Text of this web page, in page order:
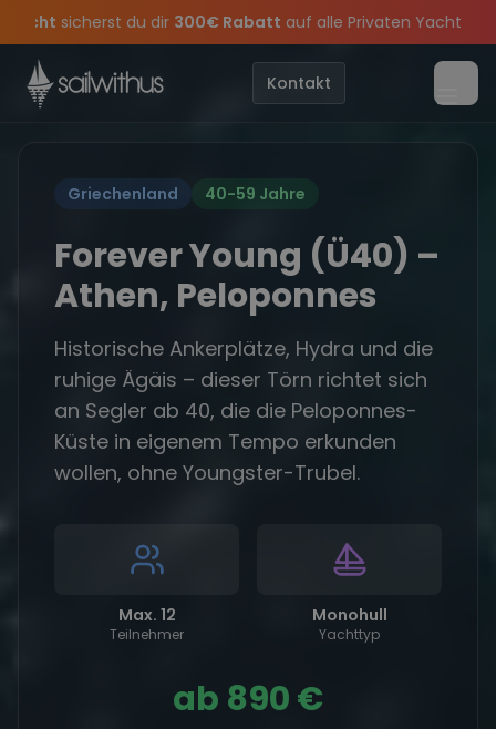
Skip to contentauf alle Privaten Yachten mit Skipper inGriechenland
Sichere Dir jetztDein Meilenbuch und Deine sailwithus-
mehr Sowie20€ Rabatt auf deinen ersten Törn! •
die Törns, die Crew und die besten Geschichten des
Kontakt
Griechenland 40-59 Jahre
Forever Young (Ü40) –
Athen, Peloponnes
Historische Ankerplätze, Hydra und die
ruhige Ägäis – dieser Törn richtet sich
an Segler ab 40, die die Peloponnes-
Küste in eigenem Tempo erkunden
wollen, ohne Youngster-Trubel.
Max. 12
Teilnehmer
Monohull
Yachttyp
ab 890 €